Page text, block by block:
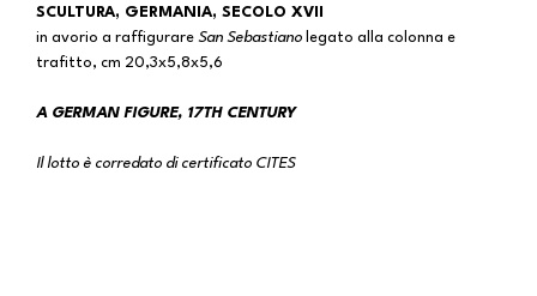
SCULTURA, GERMANIA, SECOLO XVII
in avorio a raffigurare San Sebastiano legato alla colonna e
trafitto, cm 20,3x5,8x5,6
A GERMAN FIGURE, 17TH CENTURY
Il lotto è corredato di certificato CITES